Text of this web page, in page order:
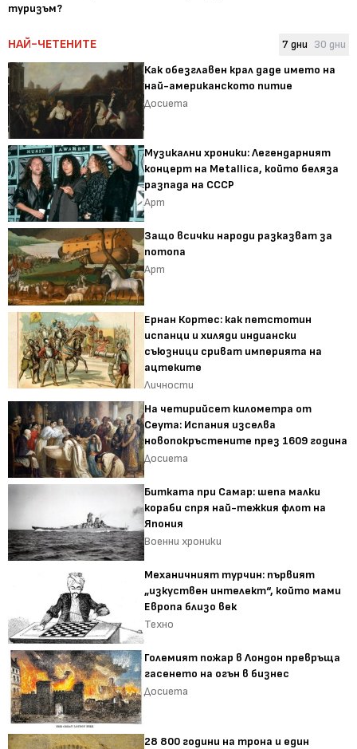
туризъм?
НАЙ-ЧЕТЕНИТЕ 7 дни 30 дни
Как обезглавен крал даде името на
най-американското питие
Досиета
Музикални хроники: Легендарният
концерт на Metallica, който беляза
разпада на СССР
Арт
Защо всички народи разказват за
потопа
Арт
Ернан Кортес: как петстотин
испанци и хиляди индиански
съюзници сриват империята на
ацтеките
Личности
На четирийсет километра от
Сеута: Испания изселва
новопокръстените през 1609 година
Досиета
Битката при Самар: шепа малки
кораби спря най-тежкия флот на
Япония
Военни хроники
Механичният турчин: първият
„изкуствен интелект“, който мами
Европа близо век
Техно
Големият пожар в Лондон превръща
гасенето на огън в бизнес
Досиета
28 800 години на трона и един